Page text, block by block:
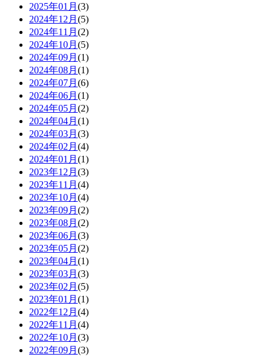
2025年01月 (3)
2024年12月 (5)
2024年11月 (2)
2024年10月 (5)
2024年09月 (1)
2024年08月 (1)
2024年07月 (6)
2024年06月 (1)
2024年05月 (2)
2024年04月 (1)
2024年03月 (3)
2024年02月 (4)
2024年01月 (1)
2023年12月 (3)
2023年11月 (4)
2023年10月 (4)
2023年09月 (2)
2023年08月 (2)
2023年06月 (3)
2023年05月 (2)
2023年04月 (1)
2023年03月 (3)
2023年02月 (5)
2023年01月 (1)
2022年12月 (4)
2022年11月 (4)
2022年10月 (3)
2022年09月 (3)